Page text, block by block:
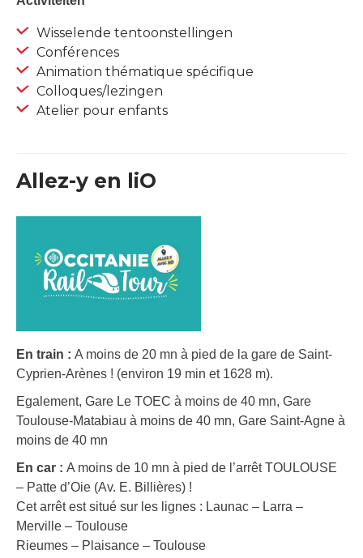
Wisselende tentoonstellingen
Conférences
Animation thématique spécifique
Colloques/lezingen
Atelier pour enfants
Allez-y en liO
En train : A moins de 20 mn à pied de la gare de Saint-
Cyprien-Arènes ! (environ 19 min et 1628 m).
Egalement, Gare Le TOEC à moins de 40 mn, Gare
Toulouse-Matabiau à moins de 40 mn, Gare Saint-Agne à
moins de 40 mn
En car : A moins de 10 mn à pied de l’arrêt TOULOUSE
– Patte d’Oie (Av. E. Billières) !
Cet arrêt est situé sur les lignes : Launac – Larra –
Merville – Toulouse
Rieumes – Plaisance – Toulouse